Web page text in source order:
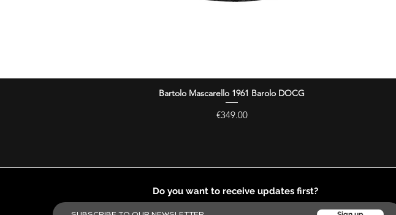
Quick View
Bartolo Mascarello 1961 Barolo DOCG
Price
€349.00
Do you want to receive updates first?